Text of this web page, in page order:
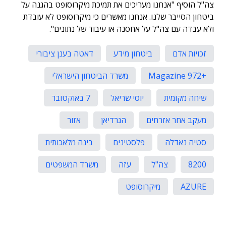
צה"ל הוסיף "אנחנו מעריכים את תמיכת מיקרוסופט בהגנה על
ביטחון הסייבר שלנו. אנחנו מאשרים כי מיקרוסופט לא עובדת
ולא עבדה עם צה"ל על אחסנה או עיבוד של נתונים".
זכויות אדם ביטחון מידע
דאטה בענן ציבורי
+972 Magazine
משרד הביטחון הישראלי
שיחה מקומית
יוסי שריאל
7 באוקטובר
מעקב אחר אזרחים
הגרדיאן
אזור
סטיה נאדלה
פלסטינים
בינה מלאכותית
8200
צה"ל עזה
משרד המשפטים
AZURE
מיקרוסופט